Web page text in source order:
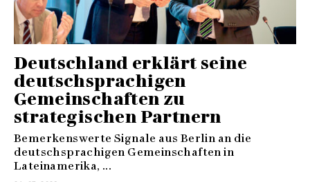
Deutschland erklärt seine
deutschsprachigen
Gemeinschaften zu
strategischen Partnern
Bemerkenswerte Signale aus Berlin an die
deutschsprachigen Gemeinschaften in
Lateinamerika, ...